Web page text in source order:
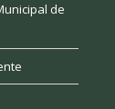
de